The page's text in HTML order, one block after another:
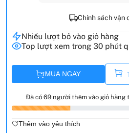
Chính sách vận
Nhiều lượt bỏ vào giỏ hàng
Top lượt xem trong 30 phút
MUA NGAY
Đã có 69 người thêm vào giỏ hàng
Thêm vào yêu thích